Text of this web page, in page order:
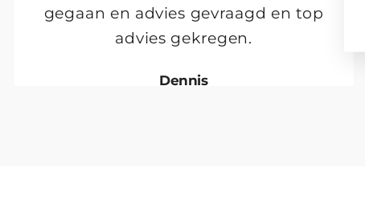
gegaan en advies gevraagd en top
advies gekregen.
Dennis